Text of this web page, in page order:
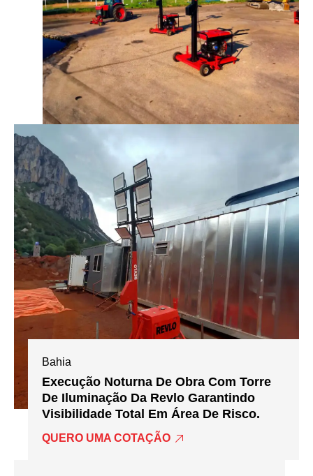
Bahia
Execução Noturna De Obra Com Torre
De Iluminação Da Revlo Garantindo
Visibilidade Total Em Área De Risco.
QUERO UMA COTAÇÃO